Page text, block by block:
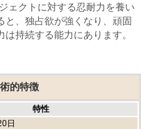
ェクトに対する忍耐力を養い
と、独占欲が強くなり、頑固
持続する能力にあります。
的特徴
特性
日